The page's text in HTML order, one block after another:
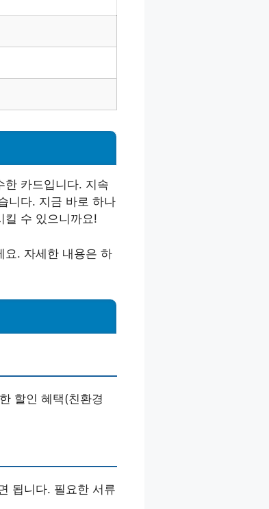
한 카드입니다. 지속
니다. 지금 바로 하나
킬 수 있으니까요!
요. 자세한 내용은 하
할인 혜택(친환경
됩니다. 필요한 서류